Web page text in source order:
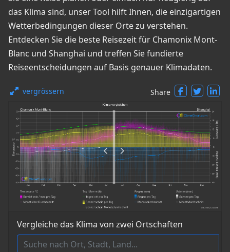
das Klima sind, unser Tool hilft Ihnen, die einzigartigen
Wetterbedingungen dieser Orte zu verstehen.
Entdecken Sie die beste Reisezeit für Chamonix Mont-
Blanc und Shanghai und treffen Sie fundierte
Reiseentscheidungen auf Basis genauer Klimadaten.
vergrössern Share
Vergleiche das Klima von zwei Ortschaften